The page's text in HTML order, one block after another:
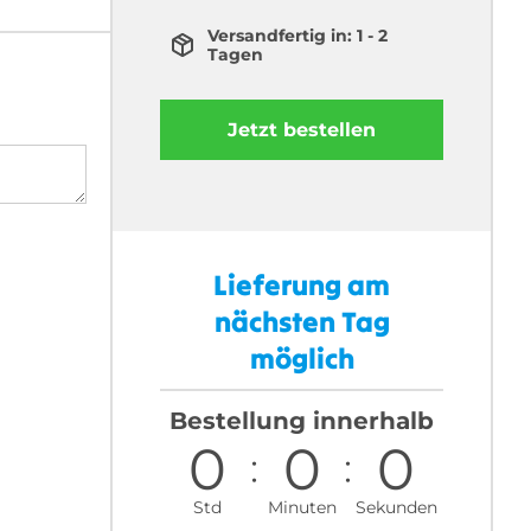
Versandfertig in: 1 - 2
Tagen
Jetzt bestellen
Lieferung am
nächsten Tag
möglich
Bestellung innerhalb
0
Std
0
Minuten
0
Sekunden